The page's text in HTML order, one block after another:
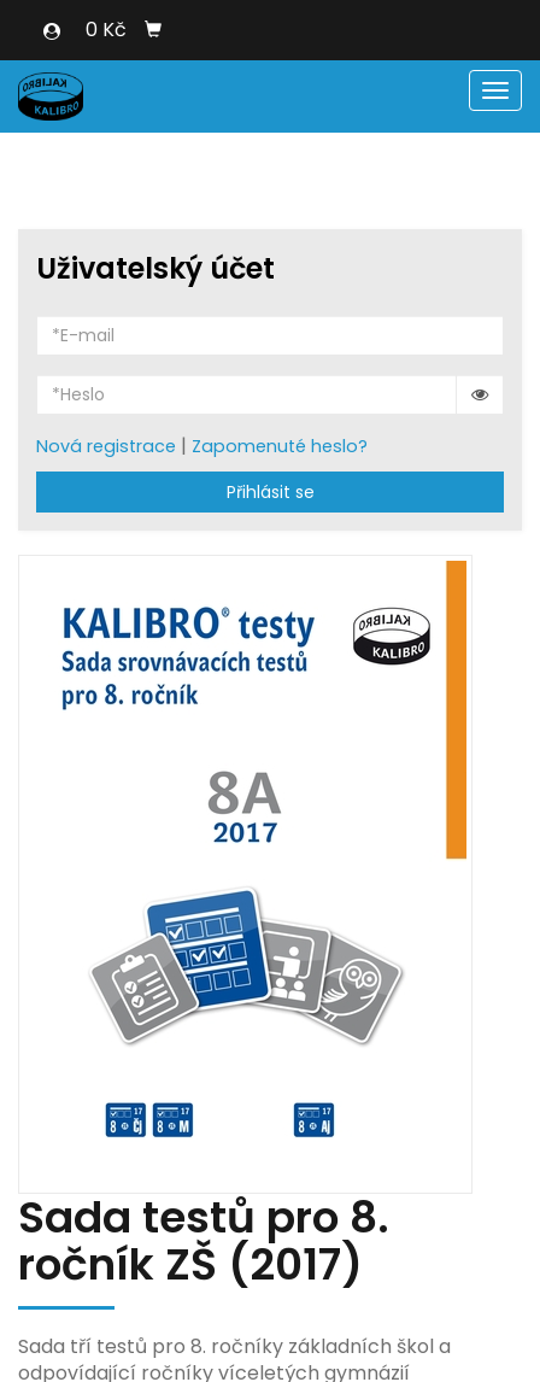
0 Kč
Uživatelský účet
Nová registrace | Zapomenuté heslo?
Přihlásit se
Sada testů pro 8.
ročník ZŠ (2017)
Sada tří testů pro 8. ročníky základních škol a
odpovídající ročníky víceletých gymnázií